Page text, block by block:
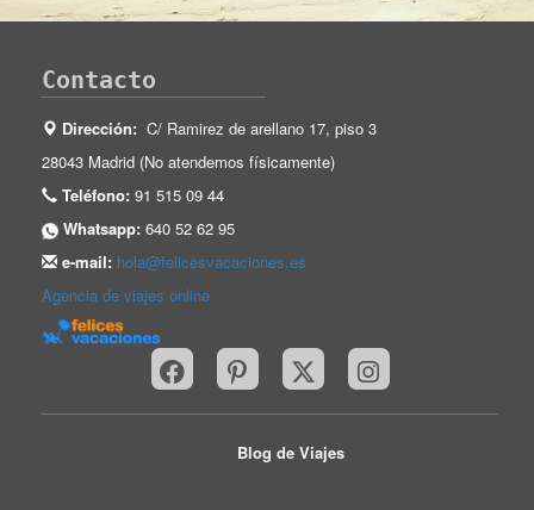
Contacto
Dirección: C/ Ramirez de arellano 17, piso 3
28043 Madrid (No atendemos físicamente)
Teléfono: 91 515 09 44
Whatsapp: 640 52 62 95
e-mail: hola@felicesvacaciones.es
Agencia de viajes online
Blog de Viajes